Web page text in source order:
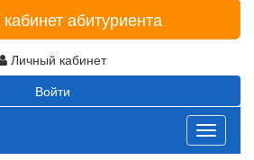
абитуриента
Личный кабинет
Войти
Toggle